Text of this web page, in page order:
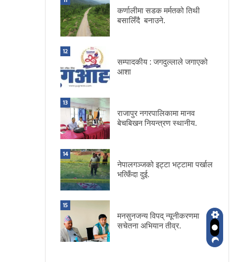
कर्णालीमा सडक मर्मतको तिथी
बसालिँदै बनाउने.
12
सम्पादकीय : जगदुल्लाले जगाएको
आशा
13
राजापुर नगरपालिकामा मानव
बेचबिखन नियन्त्रण स्थानीय.
14
नेपालगञ्जको इट्टा भट्टामा पर्खाल
भत्किँदा दुई.
15
मनसुनजन्य विपद् न्यूनीकरणमा
सचेतना अभियान तीव्र.